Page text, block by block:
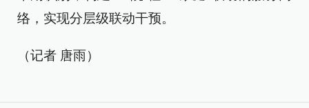
络，实现分层级联动干预。
（记者 唐雨）